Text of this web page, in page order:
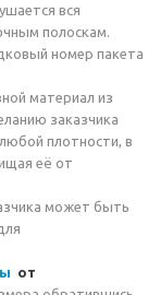
вся
полоскам.
номер пакета
материал из
заказчика
плотности, в
её от
может быть
от